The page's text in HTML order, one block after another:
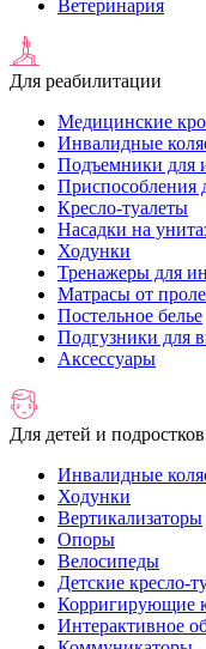
Ветеринария
Для реабилитации
Медицинские
Инвалидные
Подъемники для
Приспособления
Кресло-туалеты
Насадки на
Ходунки
Тренажеры для
Матрасы от
Постельное белье
Подгузники для
Аксессуары
Для детей и подростков
Инвалидные
Ходунки
Вертикализаторы
Опоры
Велосипеды
Детские кресло-
Корригирующие
Интерактивное